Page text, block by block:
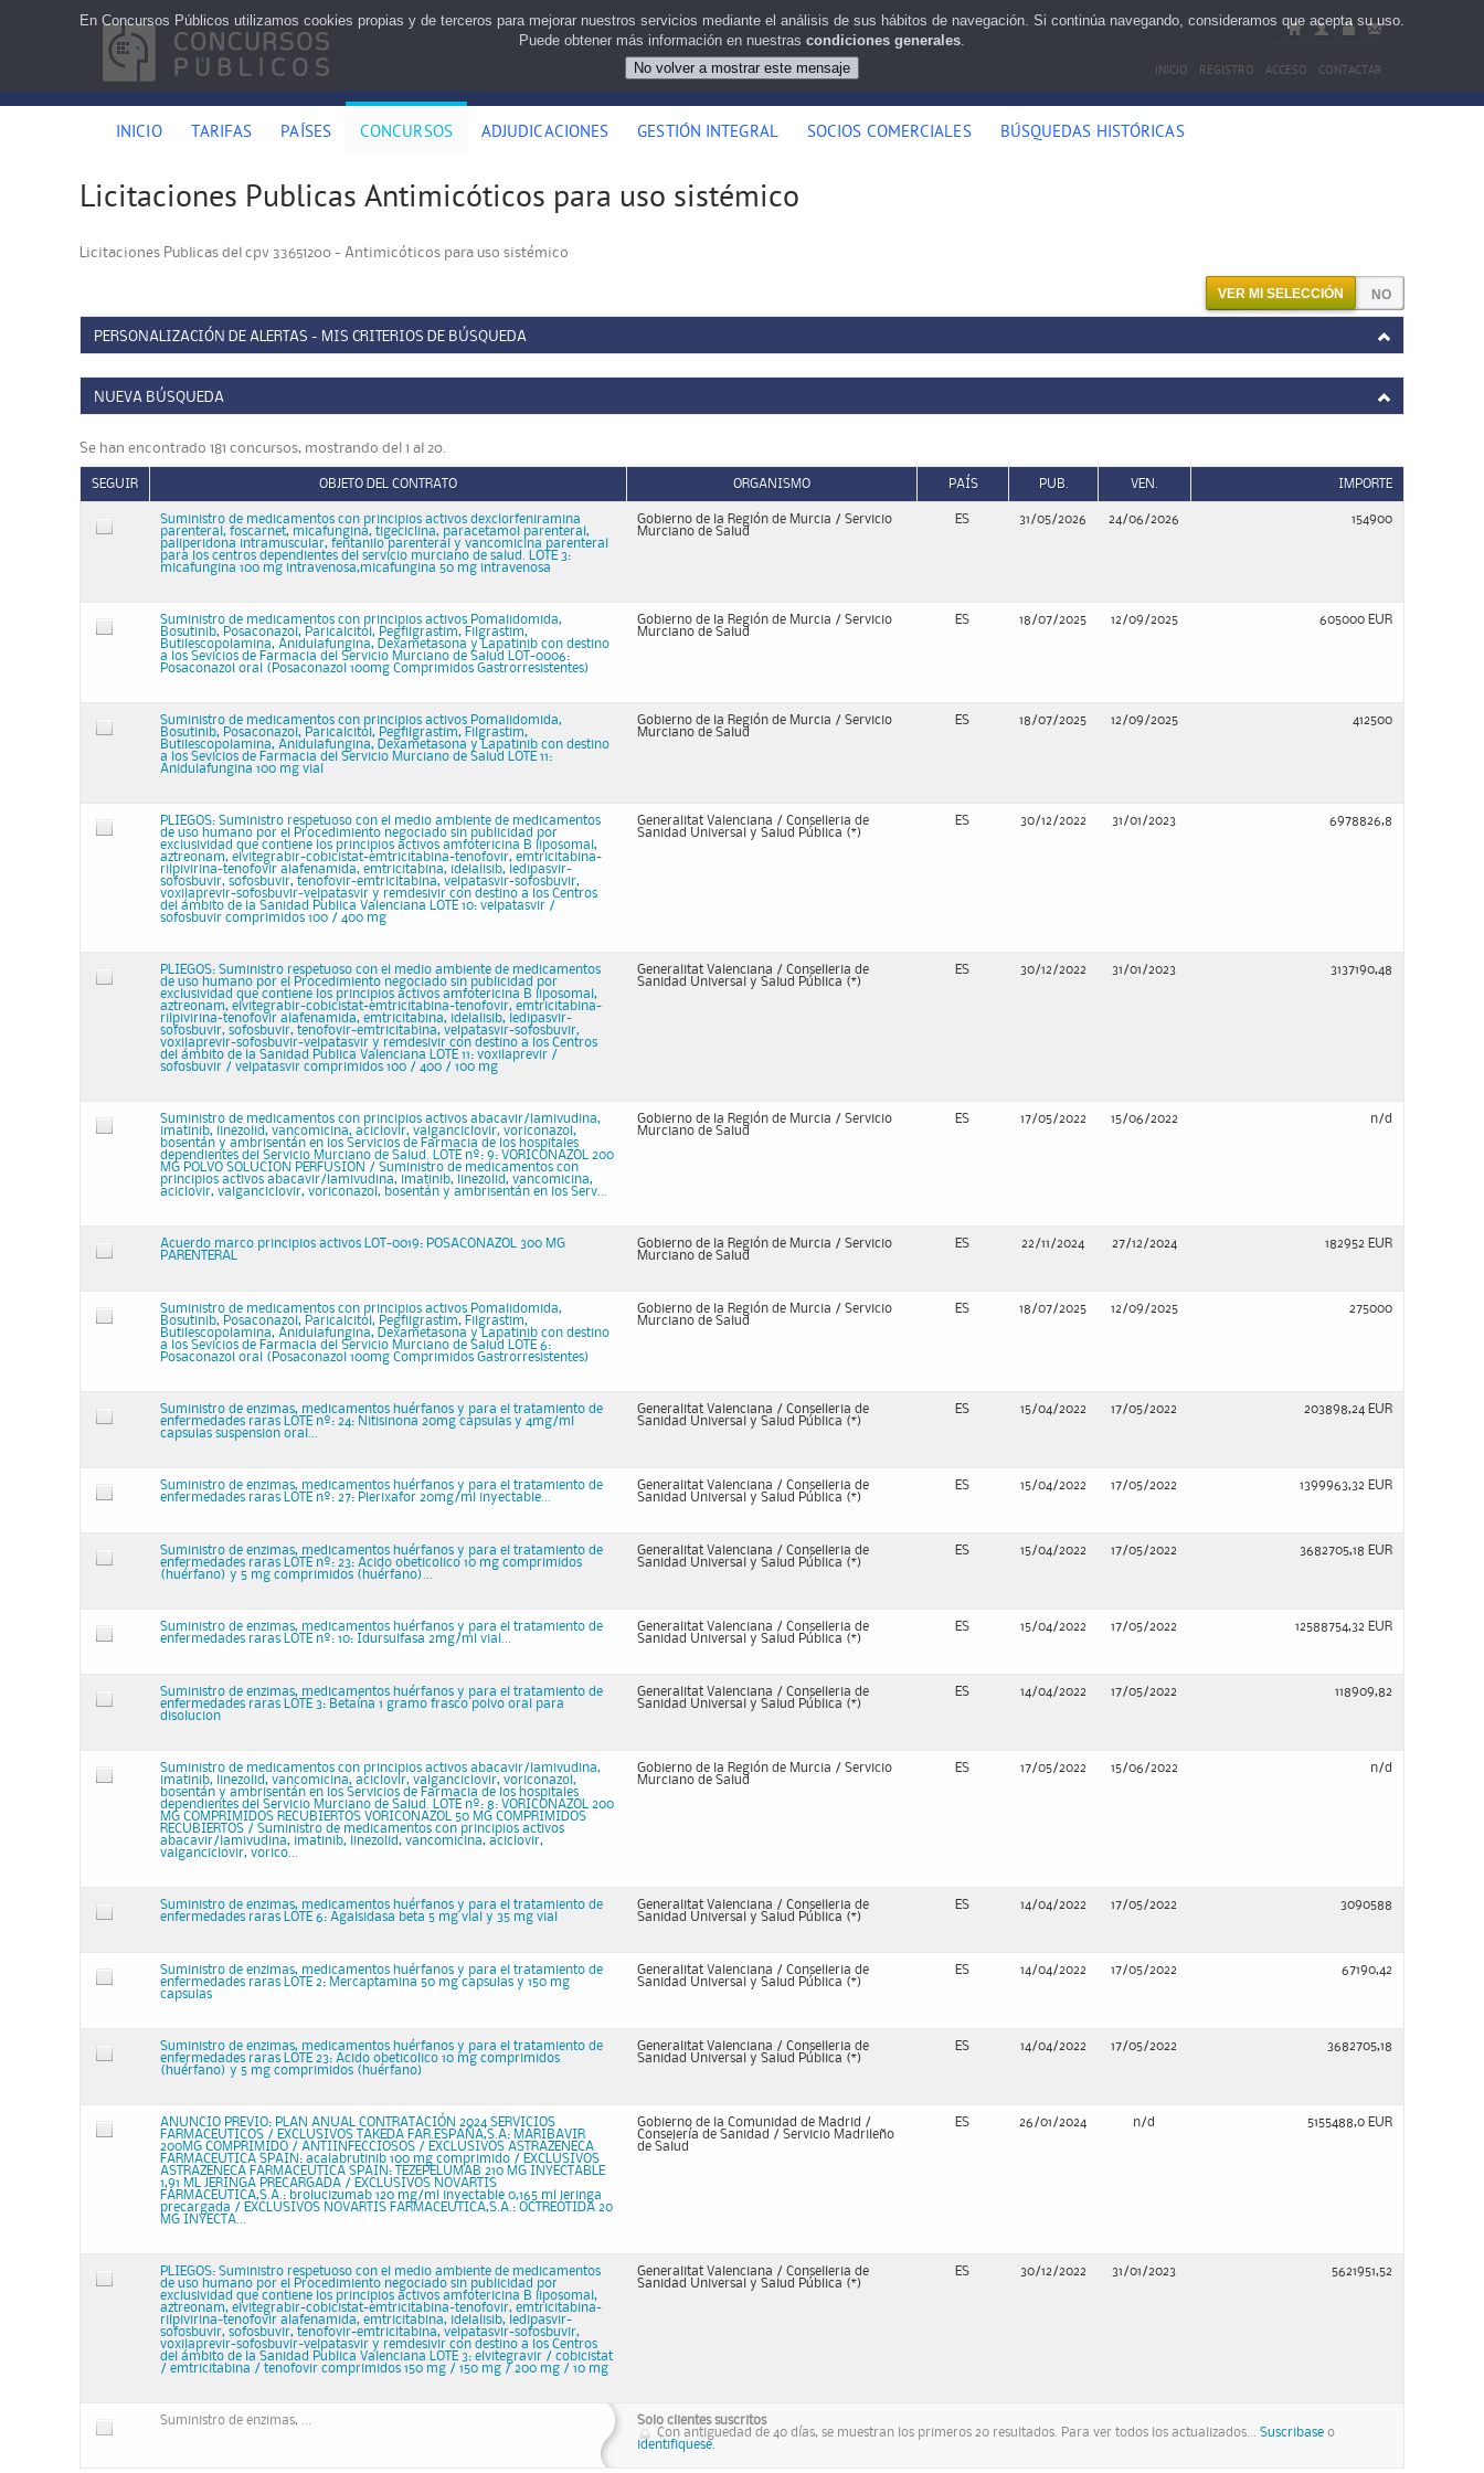
INICIO REGISTRO ACCESO CONTACTAR
INICIO TARIFAS PAÍSES CONCURSOS ADJUDICACIONES GESTIÓN INTEGRAL SOCIOS COMERCIALES BÚSQUEDAS HISTÓRICAS
Licitaciones Publicas Antimicóticos para uso sistémico
Licitaciones Publicas del cpv 33651200 - Antimicóticos para uso sistémico
VER MI SELECCIÓN
PERSONALIZACIÓN DE ALERTAS - MIS CRITERIOS DE BÚSQUEDA
NUEVA BÚSQUEDA
Se han encontrado 181 concursos, mostrando del 1 al 20.
SEGUIR OBJETO DEL CONTRATO ORGANISMO PAÍS PUB. VEN. IMPORTE
Suministro de medicamentos con principios activos dexclorfeniramina
parenteral, foscarnet, micafungina, tigeciclina, paracetamol parenteral,
paliperidona intramuscular, fentanilo parenteral y vancomicina parenteral
para los centros dependientes del servicio murciano de salud. LOTE 3:
micafungina 100 mg intravenosa,micafungina 50 mg intravenosa
Gobierno de la Región de Murcia / Servicio
Murciano de Salud
ES 31/05/2026 24/06/2026 154900
Suministro de medicamentos con principios activos Pomalidomida,
Bosutinib, Posaconazol, Paricalcitol, Pegfilgrastim, Filgrastim,
Butilescopolamina, Anidulafungina, Dexametasona y Lapatinib con destino
a los Sevicios de Farmacia del Servicio Murciano de Salud LOT-0006:
Posaconazol oral (Posaconazol 100mg Comprimidos Gastrorresistentes)
Gobierno de la Región de Murcia / Servicio
Murciano de Salud
ES 18/07/2025 12/09/2025 605000 EUR
Suministro de medicamentos con principios activos Pomalidomida,
Bosutinib, Posaconazol, Paricalcitol, Pegfilgrastim, Filgrastim,
Butilescopolamina, Anidulafungina, Dexametasona y Lapatinib con destino
a los Sevicios de Farmacia del Servicio Murciano de Salud LOTE 11:
Anidulafungina 100 mg vial
Gobierno de la Región de Murcia / Servicio
Murciano de Salud
ES 18/07/2025 12/09/2025 412500
PLIEGOS: Suministro respetuoso con el medio ambiente de medicamentos
de uso humano por el Procedimiento negociado sin publicidad por
exclusividad que contiene los principios activos amfotericina B liposomal,
aztreonam, elvitegrabir-cobicistat-emtricitabina-tenofovir, emtricitabina-
rilpivirina-tenofovir alafenamida, emtricitabina, idelalisib, ledipasvir-
sofosbuvir, sofosbuvir, tenofovir-emtricitabina, velpatasvir-sofosbuvir,
voxilaprevir-sofosbuvir-velpatasvir y remdesivir con destino a los Centros
del ámbito de la Sanidad Publica Valenciana LOTE 10: velpatasvir /
sofosbuvir comprimidos 100 / 400 mg
Generalitat Valenciana / Conselleria de
Sanidad Universal y Salud Pública (*)
ES 30/12/2022 31/01/2023 6978826,8
PLIEGOS: Suministro respetuoso con el medio ambiente de medicamentos
de uso humano por el Procedimiento negociado sin publicidad por
exclusividad que contiene los principios activos amfotericina B liposomal,
aztreonam, elvitegrabir-cobicistat-emtricitabina-tenofovir, emtricitabina-
rilpivirina-tenofovir alafenamida, emtricitabina, idelalisib, ledipasvir-
sofosbuvir, sofosbuvir, tenofovir-emtricitabina, velpatasvir-sofosbuvir,
voxilaprevir-sofosbuvir-velpatasvir y remdesivir con destino a los Centros
del ámbito de la Sanidad Publica Valenciana LOTE 11: voxilaprevir /
sofosbuvir / velpatasvir comprimidos 100 / 400 / 100 mg
Generalitat Valenciana / Conselleria de
Sanidad Universal y Salud Pública (*)
ES 30/12/2022 31/01/2023 3137190,48
Suministro de medicamentos con principios activos abacavir/lamivudina,
imatinib, linezolid, vancomicina, aciclovir, valganciclovir, voriconazol,
bosentán y ambrisentán en los Servicios de Farmacia de los hospitales
dependientes del Servicio Murciano de Salud. LOTE nº: 9: VORICONAZOL 200
MG POLVO SOLUCION PERFUSION / Suministro de medicamentos con
principios activos abacavir/lamivudina, imatinib, linezolid, vancomicina,
aciclovir, valganciclovir, voriconazol, bosentán y ambrisentán en los Serv...
Gobierno de la Región de Murcia / Servicio
Murciano de Salud
ES 17/05/2022 15/06/2022 n/d
Acuerdo marco principios activos LOT-0019: POSACONAZOL 300 MG
PARENTERAL
Gobierno de la Región de Murcia / Servicio
Murciano de Salud
ES 22/11/2024 27/12/2024 182952 EUR
Suministro de medicamentos con principios activos Pomalidomida,
Bosutinib, Posaconazol, Paricalcitol, Pegfilgrastim, Filgrastim,
Butilescopolamina, Anidulafungina, Dexametasona y Lapatinib con destino
a los Sevicios de Farmacia del Servicio Murciano de Salud LOTE 6:
Posaconazol oral (Posaconazol 100mg Comprimidos Gastrorresistentes)
Gobierno de la Región de Murcia / Servicio
Murciano de Salud
ES 18/07/2025 12/09/2025 275000
Suministro de enzimas, medicamentos huérfanos y para el tratamiento de
enfermedades raras LOTE nº: 24: Nitisinona 20mg capsulas y 4mg/ml
capsulas suspension oral...
Generalitat Valenciana / Conselleria de
Sanidad Universal y Salud Pública (*)
ES 15/04/2022 17/05/2022 203898,24 EUR
Suministro de enzimas, medicamentos huérfanos y para el tratamiento de
enfermedades raras LOTE nº: 27: Plerixafor 20mg/ml inyectable...
Generalitat Valenciana / Conselleria de
Sanidad Universal y Salud Pública (*)
ES 15/04/2022 17/05/2022 1399963,32 EUR
Suministro de enzimas, medicamentos huérfanos y para el tratamiento de
enfermedades raras LOTE nº: 23: Acido obeticolico 10 mg comprimidos
(huérfano) y 5 mg comprimidos (huérfano)...
Generalitat Valenciana / Conselleria de
Sanidad Universal y Salud Pública (*)
ES 15/04/2022 17/05/2022 3682705,18 EUR
Suministro de enzimas, medicamentos huérfanos y para el tratamiento de
enfermedades raras LOTE nº: 10: Idursulfasa 2mg/ml vial...
Generalitat Valenciana / Conselleria de
Sanidad Universal y Salud Pública (*)
ES 15/04/2022 17/05/2022 12588754,32 EUR
Suministro de enzimas, medicamentos huérfanos y para el tratamiento de
enfermedades raras LOTE 3: Betaína 1 gramo frasco polvo oral para
disolucion
Generalitat Valenciana / Conselleria de
Sanidad Universal y Salud Pública (*)
ES 14/04/2022 17/05/2022 118909,82
Suministro de medicamentos con principios activos abacavir/lamivudina,
imatinib, linezolid, vancomicina, aciclovir, valganciclovir, voriconazol,
bosentán y ambrisentán en los Servicios de Farmacia de los hospitales
dependientes del Servicio Murciano de Salud. LOTE nº: 8: VORICONAZOL 200
MG COMPRIMIDOS RECUBIERTOS VORICONAZOL 50 MG COMPRIMIDOS
RECUBIERTOS / Suministro de medicamentos con principios activos
abacavir/lamivudina, imatinib, linezolid, vancomicina, aciclovir,
valganciclovir, vorico...
Gobierno de la Región de Murcia / Servicio
Murciano de Salud
ES 17/05/2022 15/06/2022 n/d
Suministro de enzimas, medicamentos huérfanos y para el tratamiento de
enfermedades raras LOTE 6: Agalsidasa beta 5 mg vial y 35 mg vial
Generalitat Valenciana / Conselleria de
Sanidad Universal y Salud Pública (*)
ES 14/04/2022 17/05/2022 3090588
Suministro de enzimas, medicamentos huérfanos y para el tratamiento de
enfermedades raras LOTE 2: Mercaptamina 50 mg capsulas y 150 mg
capsulas
Generalitat Valenciana / Conselleria de
Sanidad Universal y Salud Pública (*)
ES 14/04/2022 17/05/2022 67190,42
Suministro de enzimas, medicamentos huérfanos y para el tratamiento de
enfermedades raras LOTE 23: Acido obeticolico 10 mg comprimidos
(huérfano) y 5 mg comprimidos (huérfano)
Generalitat Valenciana / Conselleria de
Sanidad Universal y Salud Pública (*)
ES 14/04/2022 17/05/2022 3682705,18
ANUNCIO PREVIO: PLAN ANUAL CONTRATACIÓN 2024 SERVICIOS
FARMACEUTICOS / EXCLUSIVOS TAKEDA FAR.ESPAÑA,S.A: MARIBAVIR
200MG COMPRIMIDO / ANTIINFECCIOSOS / EXCLUSIVOS ASTRAZENECA
FARMACEUTICA SPAIN: acalabrutinib 100 mg comprimido / EXCLUSIVOS
ASTRAZENECA FARMACEUTICA SPAIN: TEZEPELUMAB 210 MG INYECTABLE
1,91 ML JERINGA PRECARGADA / EXCLUSIVOS NOVARTIS
FARMACEUTICA,S.A.: brolucizumab 120 mg/ml inyectable 0,165 ml jeringa
precargada / EXCLUSIVOS NOVARTIS FARMACEUTICA,S.A.: OCTREOTIDA 20
MG INYECTA...
Gobierno de la Comunidad de Madrid /
Consejería de Sanidad / Servicio Madrileño
de Salud
ES 26/01/2024 n/d 5155488,0 EUR
PLIEGOS: Suministro respetuoso con el medio ambiente de medicamentos
de uso humano por el Procedimiento negociado sin publicidad por
exclusividad que contiene los principios activos amfotericina B liposomal,
aztreonam, elvitegrabir-cobicistat-emtricitabina-tenofovir, emtricitabina-
rilpivirina-tenofovir alafenamida, emtricitabina, idelalisib, ledipasvir-
sofosbuvir, sofosbuvir, tenofovir-emtricitabina, velpatasvir-sofosbuvir,
voxilaprevir-sofosbuvir-velpatasvir y remdesivir con destino a los Centros
del ámbito de la Sanidad Publica Valenciana LOTE 3: elvitegravir / cobicistat
/ emtricitabina / tenofovir comprimidos 150 mg / 150 mg / 200 mg / 10 mg
Generalitat Valenciana / Conselleria de
Sanidad Universal y Salud Pública (*)
ES 30/12/2022 31/01/2023 5621951,52
Suministro de enzimas, ...
Solo clientes suscritos
Con antiguedad de 40 días, se muestran los primeros 20 resultados. Para ver todos los actualizados... Suscribase o
identifiquese.
En Concursos Públicos utilizamos cookies propias y de terceros para mejorar nuestros servicios mediante el análisis de sus hábitos de navegación. Si continúa navegando, consideramos que acepta su uso.
Puede obtener más información en nuestras condiciones generales.